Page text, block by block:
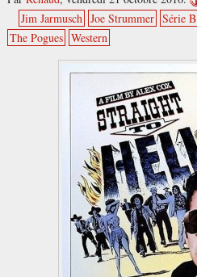
Jim Jarmusch Joe Strummer Série B
The Pogues Western